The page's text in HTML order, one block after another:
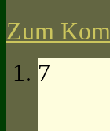
Zum
7